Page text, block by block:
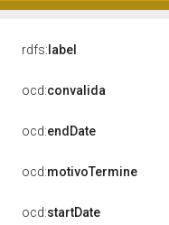
rdfs: label
ocd:convalida
ocd:endDate
ocd:motivoTermine
ocd:startDate